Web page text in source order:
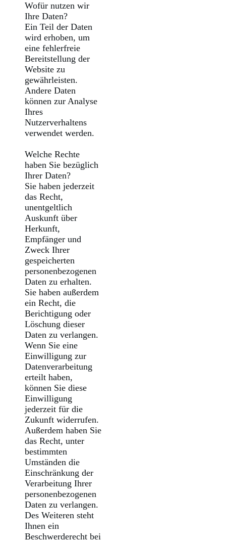
Wofür nutzen wir
Ihre Daten?
Ein Teil der Daten
wird erhoben, um
eine fehlerfreie
Bereitstellung der
Website zu
gewährleisten.
Andere Daten
können zur Analyse
Ihres
Nutzerverhaltens
verwendet werden.
Welche Rechte
haben Sie bezüglich
Ihrer Daten?
Sie haben jederzeit
das Recht,
unentgeltlich
Auskunft über
Herkunft,
Empfänger und
Zweck Ihrer
gespeicherten
personenbezogenen
Daten zu erhalten.
Sie haben außerdem
ein Recht, die
Berichtigung oder
Löschung dieser
Daten zu verlangen.
Wenn Sie eine
Einwilligung zur
Datenverarbeitung
erteilt haben,
können Sie diese
Einwilligung
jederzeit für die
Zukunft widerrufen.
Außerdem haben Sie
das Recht, unter
bestimmten
Umständen die
Einschränkung der
Verarbeitung Ihrer
personenbezogenen
Daten zu verlangen.
Des Weiteren steht
Ihnen ein
Beschwerderecht bei